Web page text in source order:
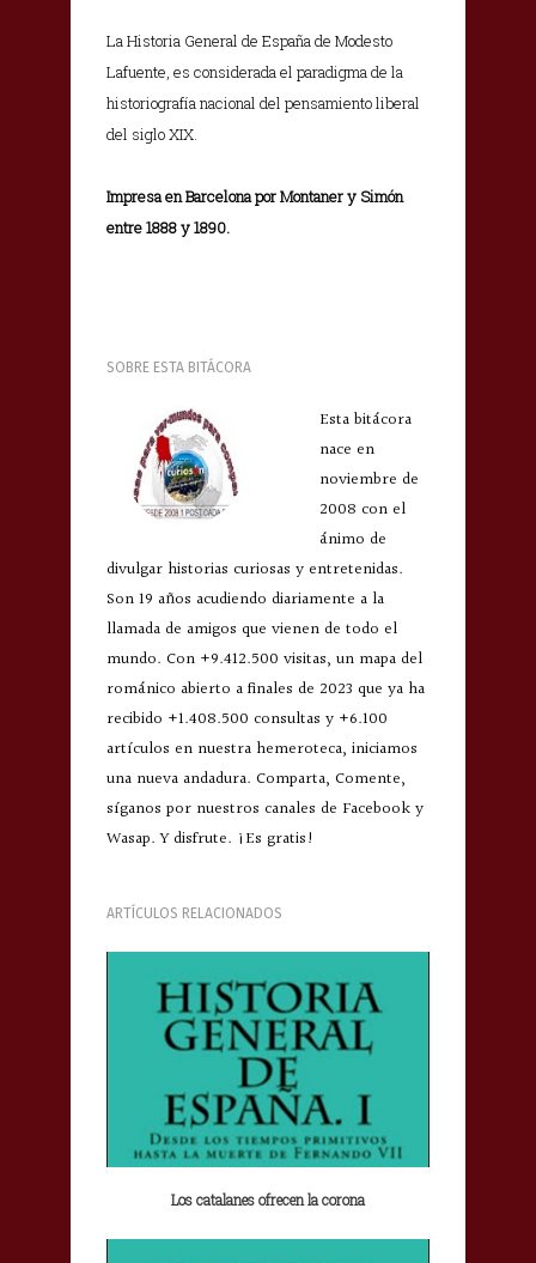
La Historia General de España de Modesto
Lafuente, es considerada el paradigma de la
historiografía nacional del pensamiento liberal
del siglo XIX.
Impresa en Barcelona por Montaner y Simón
entre 1888 y 1890.
SOBRE ESTA BITÁCORA
Esta bitácora
nace en
noviembre de
2008 con el
ánimo de
divulgar historias curiosas y entretenidas.
Son 19 años acudiendo diariamente a la
llamada de amigos que vienen de todo el
mundo. Con +9.412.500 visitas, un mapa del
románico abierto a finales de 2023 que ya ha
recibido +1.408.500 consultas y +6.100
artículos en nuestra hemeroteca, iniciamos
una nueva andadura. Comparta, Comente,
síganos por nuestros canales de Facebook y
Wasap. Y disfrute. ¡Es gratis!
ARTÍCULOS RELACIONADOS
Los catalanes ofrecen la corona